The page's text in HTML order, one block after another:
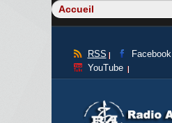
RSS Facebook
YouTube